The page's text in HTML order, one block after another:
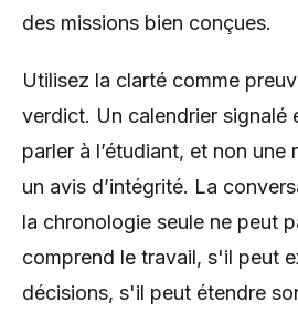
des missions bien conçues.
Utilisez la clarté comme
verdict. Un calendrier signalé
parler à l’étudiant, et non une
un avis d’intégrité. La
la chronologie seule ne peut
comprend le travail, s'il peut
décisions, s'il peut étendre